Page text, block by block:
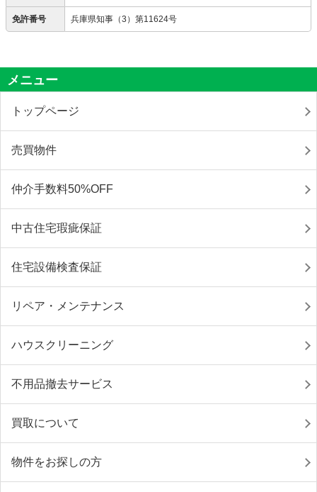
免許番号 兵庫県知事（3）第11624号
メニュー
トップページ
売買物件
仲介手数料50%OFF
中古住宅瑕疵保証
住宅設備検査保証
リペア・メンテナンス
ハウスクリーニング
不用品撤去サービス
買取について
物件をお探しの方